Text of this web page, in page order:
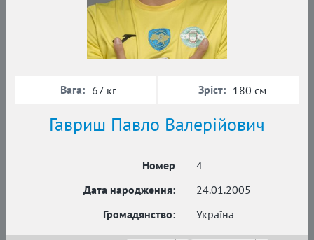
Гавриш Павло Валерійович
Номер
4
Дата народження:
24.01.2005
Громадянство:
Україна
Вага: 67 кг Зріст: 180 см